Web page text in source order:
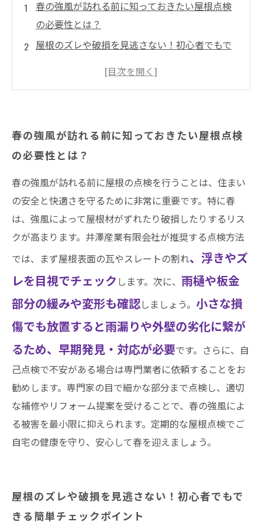
春の強風が訪れる前に知っておきたい屋根点検
の必要性とは？
屋根のズレや破損を見逃さない！初心者でもで
ンテナンスの具体的対策
点検から対策まで完了！春の強風シーズンも安
心して乗り切る秘訣とは？
雨漏りや外壁劣化を防ぐ！プロが教える屋根リ
フォームのポイント
春の強風シーズン到来前に必見！屋根点検で家
を守る最終チェックリスト
まとめ
井澤産業有限会社│ 熱田区・南区・瑞穂区・港
工実績はこちら
春の強風が訪れる前に知っておきたい屋根点検
の必要性とは？
春の強風が訪れる前に屋根の点検を行うことは、住まい
の安全と快適さを守るために非常に重要です。特に春
は、強風によって屋根材がずれたり破損したりするリス
クが高まります。井澤産業有限会社が推奨する点検方法
では、まず屋根表面の瓦やスレートの割れ、浮きやズ
レを目視でチェック します。次に、 雨樋や板金
部分の緩みや変形も確認しましょう。 小さな損
傷でも放置すると雨漏りや外壁の劣化に繋が
るため、早期発見・対応が必要です。さらに、自
己点検で不安がある場合は専門業者に依頼することをお
勧めします。専門家の目で細かな部分まで点検し、適切
な補修やリフォーム提案を受けることで、春の強風によ
る被害を最小限に抑えられます。定期的な屋根点検でご
自宅の健康を守り、安心して春を迎えましょう。
屋根のズレや破損を見逃さない！初心者でもで
きる簡単チェックポイント